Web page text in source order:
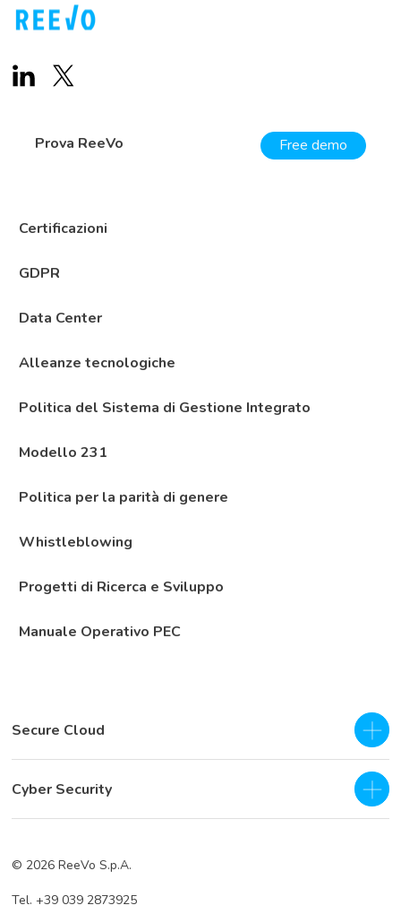
Prova ReeVo Free demo
Certificazioni
GDPR
Data Center
Alleanze tecnologiche
Politica del Sistema di Gestione Integrato
Modello 231
Politica per la parità di genere
Whistleblowing
Progetti di Ricerca e Sviluppo
Manuale Operativo PEC
Secure Cloud
IaaS - Private Cloud
Private Cloud
Cyber Security
© 2026 ReeVo S.p.A.
Tel. +39 039 2873925